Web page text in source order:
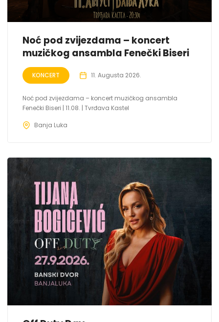
Noć pod zvijezdama – koncert
muzičkog ansambla Fenečki Biseri
KONCERT 11. Augusta 2026.
Noć pod zvijezdama – koncert muzičkog ansambla
Fenečki Biseri | 11.08. | Tvrđava Kastel
Banja Luka